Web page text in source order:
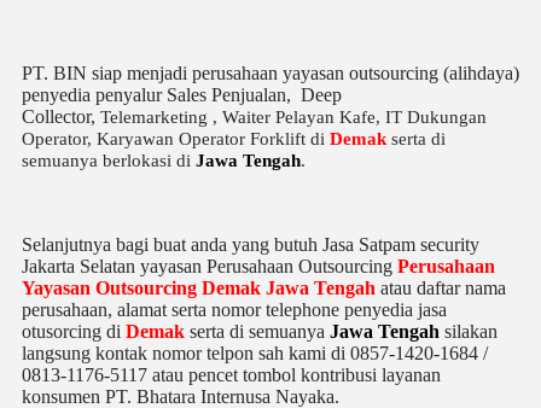
PT. BIN siap menjadi perusahaan yayasan outsourcing (alihdaya)
penyedia penyalur Sales Penjualan, Deep
Collector, Telemarketing , Waiter Pelayan Kafe, IT Dukungan
Operator, Karyawan Operator Forklift di Demak serta di
semuanya berlokasi di Jawa Tengah.
Selanjutnya bagi buat anda yang butuh Jasa Satpam security
Jakarta Selatan yayasan Perusahaan Outsourcing Perusahaan
Yayasan Outsourcing Demak Jawa Tengah atau daftar nama
perusahaan, alamat serta nomor telephone penyedia jasa
otusorcing di Demak serta di semuanya Jawa Tengah silakan
langsung kontak nomor telpon sah kami di 0857-1420-1684 /
0813-1176-5117 atau pencet tombol kontribusi layanan
konsumen PT. Bhatara Internusa Nayaka.